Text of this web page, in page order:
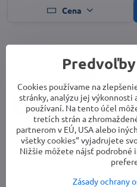
Cena
Podvozok s rukoväťou pre
invertor P2400
Cookies používame na
stránky, analýzu jej výkonnosti
používaní. Na tento účel
tretích strán a
partnerom v EÚ, USA alebo
všetky cookies“ vyjadrujete
Nižšie môžete nájsť podrobné
Zásady ochrany